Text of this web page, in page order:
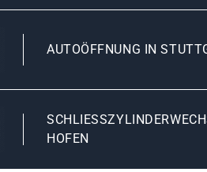
AUTOÖFFNUNG IN
OFEN